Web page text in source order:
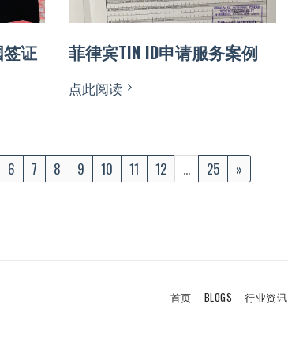
证 菲律宾TIN ID申请服务案例
点此阅读
6 7 8 9 10 11 12 ... 25 »
首页 BLOGS 行业资讯